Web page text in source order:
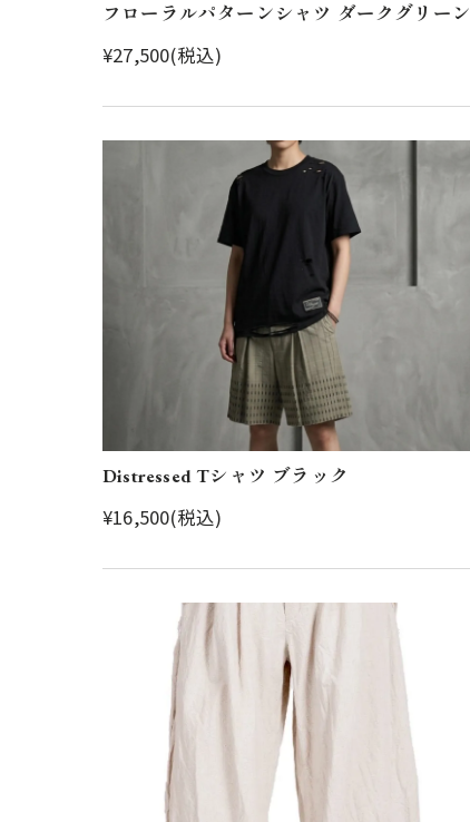
フローラルパターンシャツ ダークグリーン
¥27,500(税込)
Distressed Tシャツ ブラック
¥16,500(税込)